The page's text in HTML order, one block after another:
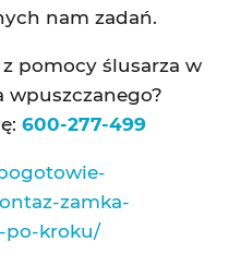
nam zadań.
pomocy ślusarza w
wpuszczanego?
600-277-499
zamka-
po-kroku/